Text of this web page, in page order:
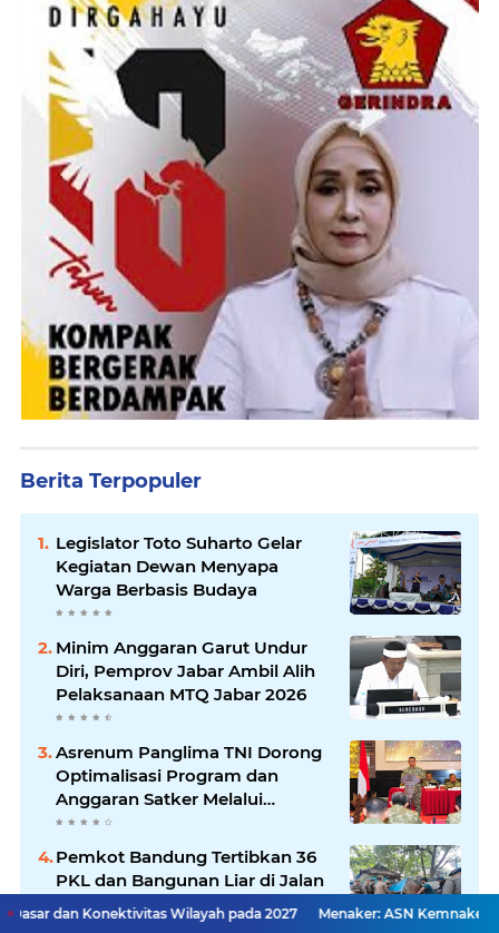
Berita Terpopuler
Legislator Toto Suharto Gelar
Kegiatan Dewan Menyapa
Warga Berbasis Budaya
Minim Anggaran Garut Undur
Diri, Pemprov Jabar Ambil Alih
Pelaksanaan MTQ Jabar 2026
Asrenum Panglima TNI Dorong
Optimalisasi Program dan
Anggaran Satker Melalui
Evaluasi Kinerja
Pemkot Bandung Tertibkan 36
PKL dan Bangunan Liar di Jalan
Rajiman
Wilayah pada 2027 Menaker: ASN Kemnaker Harus Hadirkan